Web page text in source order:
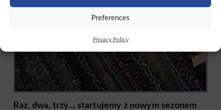
Preferences
Privacy Policy
Raz, dwa, trzy… startujemy z nowym sezonem